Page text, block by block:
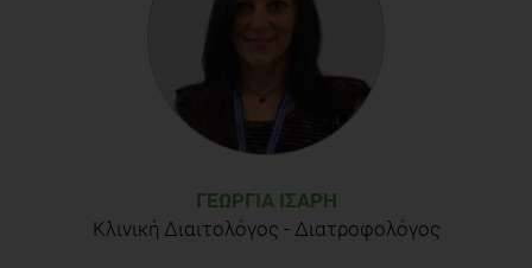
ΓΕΩΡΓΊΑ ΊΣΑΡΗ
Κλινική Διαιτολόγος - Διατροφολόγος